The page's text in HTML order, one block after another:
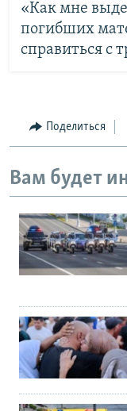
«Как мне
погибших
справиться с
Поделиться
Вам будет